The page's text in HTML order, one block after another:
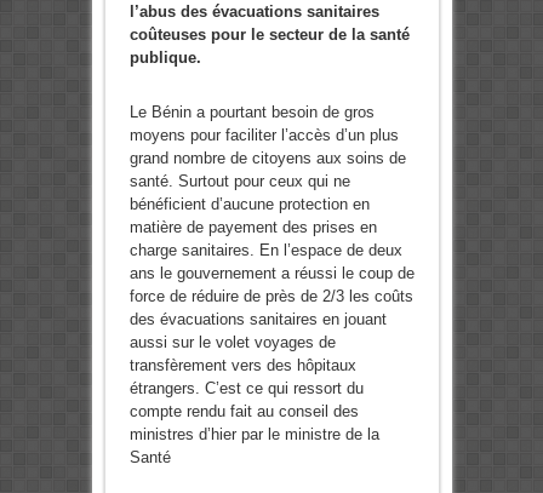
l’abus des évacuations sanitaires
coûteuses pour le secteur de la santé
publique.
Le Bénin a pourtant besoin de gros
moyens pour faciliter l’accès d’un plus
grand nombre de citoyens aux soins de
santé. Surtout pour ceux qui ne
bénéficient d’aucune protection en
matière de payement des prises en
charge sanitaires. En l’espace de deux
ans le gouvernement a réussi le coup de
force de réduire de près de 2/3 les coûts
des évacuations sanitaires en jouant
aussi sur le volet voyages de
transfèrement vers des hôpitaux
étrangers. C’est ce qui ressort du
compte rendu fait au conseil des
ministres d’hier par le ministre de la
Santé